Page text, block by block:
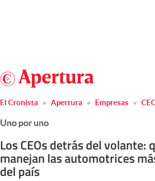
Members
Economía y Política
Negocios
Columnistas
El Cronista Apertura Empresas
Uno por uno
Los CEOs detrás del volante:
manejan las automotrices
del país